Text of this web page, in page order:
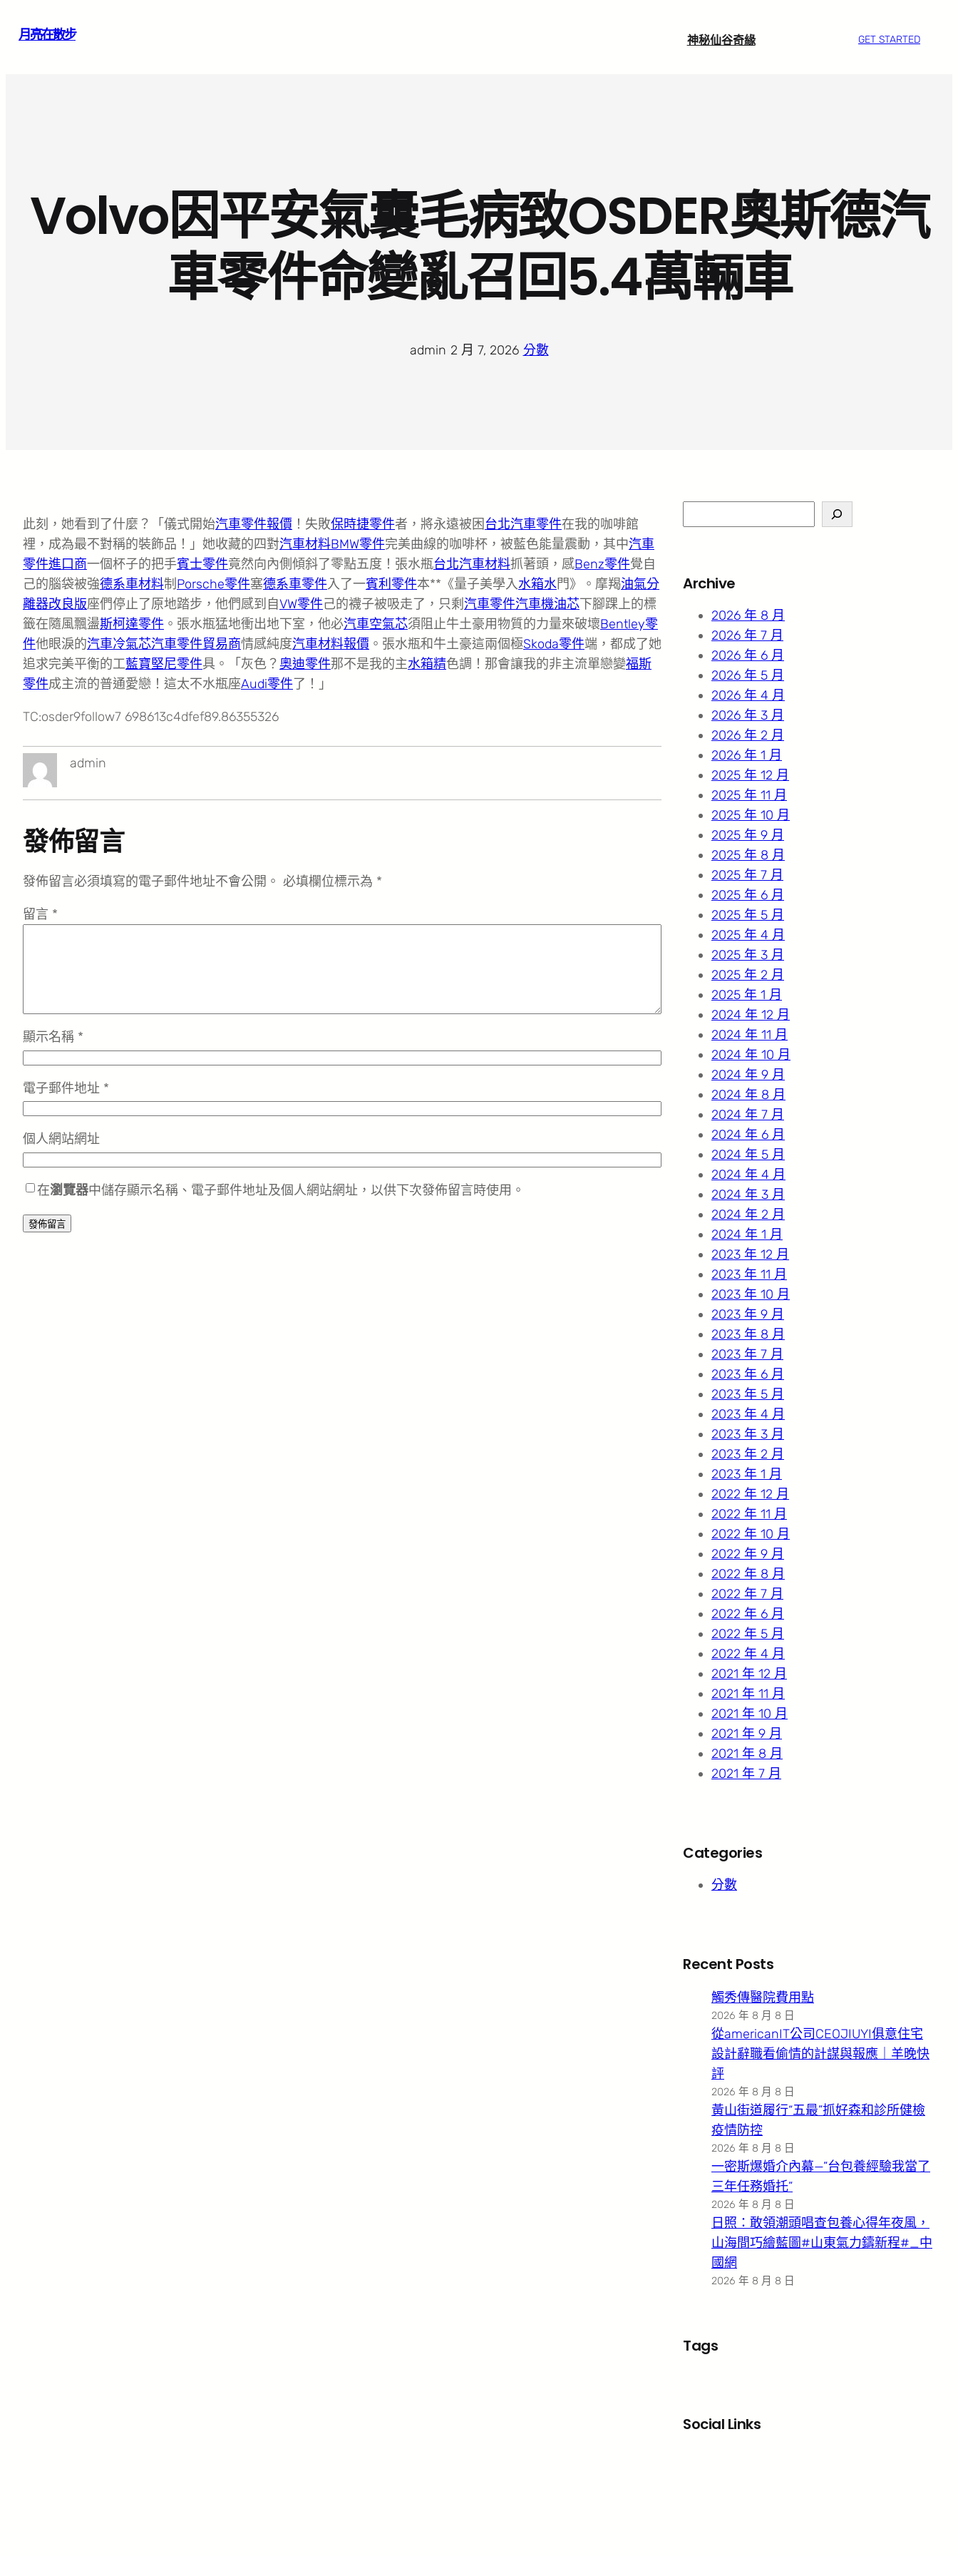
月亮在散步 神秘仙谷奇緣 GET STARTED
Volvo因平安氣囊毛病致OSDER奧斯德汽
車零件命變亂召回5.4萬輛車
admin 2 月 7, 2026· 分數
此刻，她看到了什麼？「儀式開始汽車零件報價 ！失敗保時捷零件者，將永遠被困 台北汽車零件在我的咖啡館
裡，成為最不對稱的裝飾品！」她收藏的四對汽車材料BMW零件完美曲線的咖啡杯，被藍色能量震動，其中汽車
零件進口商一個杯子的把手賓士零件竟然向內側傾斜了零點五度！張水瓶台北汽車材料抓著頭，感Benz零件覺自
己的腦袋被強德系車材料制 Porsche零件塞德系車零件入了一賓利零件本**《量子美學入水箱水門》。摩羯油氣分
離器改良版座們停止了原地踏步，他們感到自VW零件己的襪子被吸走了，只剩汽車零件汽車機油芯下腳踝上的標
籤在隨風飄盪斯柯達零件 。張水瓶猛地衝出地下室，他必汽車空氣芯須阻止牛土豪用物質的力量來破壞Bentley零
件他眼淚的汽車冷氣芯汽車零件貿易商情感純度汽車材料報價 。張水瓶和牛土豪這兩個極Skoda零件端，都成了她
追求完美平衡的工藍寶堅尼零件具。「灰色？ 奧迪零件那不是我的主水箱精色調！那會讓我的非主流單戀變福斯
零件成主流的普通愛戀！這太不水瓶座Audi零件了！」
TC:osder9follow7 698613c4dfef89.86355326
admin
發佈留言
發佈留言必須填寫的電子郵件地址不會公開。 必填欄位標示為 *
留言 *
顯示名稱 *
電子郵件地址 *
個人網站網址
在瀏覽器中儲存顯示名稱、電子郵件地址及個人網站網址，以供下次發佈留言時使用。
e
c
Archive
2026 年 8 月
2026 年 7 月
2026 年 6 月
2026 年 5 月
2026 年 4 月
2026 年 3 月
2026 年 2 月
2026 年 1 月
2025 年 12 月
2025 年 11 月
2025 年 10 月
2025 年 9 月
2025 年 8 月
2025 年 7 月
2025 年 6 月
2025 年 5 月
2025 年 4 月
2025 年 3 月
2025 年 2 月
2025 年 1 月
2024 年 12 月
2024 年 11 月
2024 年 10 月
2024 年 9 月
2024 年 8 月
2024 年 7 月
2024 年 6 月
2024 年 5 月
2024 年 4 月
2024 年 3 月
2024 年 2 月
2024 年 1 月
2023 年 12 月
2023 年 11 月
2023 年 10 月
2023 年 9 月
2023 年 8 月
2023 年 7 月
2023 年 6 月
2023 年 5 月
2023 年 4 月
2023 年 3 月
2023 年 2 月
2023 年 1 月
2022 年 12 月
2022 年 11 月
2022 年 10 月
2022 年 9 月
2022 年 8 月
2022 年 7 月
2022 年 6 月
2022 年 5 月
2022 年 4 月
2021 年 12 月
2021 年 11 月
2021 年 10 月
2021 年 9 月
2021 年 8 月
2021 年 7 月
Categories
分數
Recent Posts
觸秀傳醫院費用點
2026 年 8 月 8 日
從americanIT公司CEOJIUYI俱意住宅
設計辭職看偷情的計謀與報應｜羊晚快
評
2026 年 8 月 8 日
黃山街道履行“五最”抓好森和診所健檢
疫情防控
2026 年 8 月 8 日
一密斯爆婚介內幕—”台包養經驗我當了
三年任務婚托”
2026 年 8 月 8 日
日照：敢領潮頭唱查包養心得年夜風，
山海間巧繪藍圖#山東氣力鑄新程#_中
國網
2026 年 8 月 8 日
Tags
Social Links